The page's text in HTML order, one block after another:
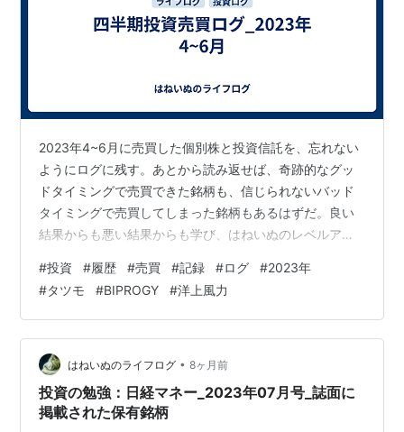
2023年4~6月に売買した個別株と投資信託を、忘れない
ようにログに残す。あとから読み返せば、奇跡的なグッ
ドタイミングで売買できた銘柄も、信じられないバッド
タイミングで売買してしまった銘柄もあるはずだ。良い
結果からも悪い結果からも学び、はねいぬのレベルアッ
開始 応援完了 はねいぬ思考・考察） 投資信託 売却無し*
積立投信金額の変更なし 個別株式 応援開始 なし 応援完
了 06/12：6266 タツモ、 2,311円 x 100株（全株）
06/19：8056 BIPROGY、3,719円 x 100株（100/500
株） 06/29：テーマ…
#投資 #履歴 #売買 #記録 #ログ #2023年
#タツモ #BIPROGY #洋上風力
はねいぬのライフログ • 8ヶ月前
投資の勉強：日経マネー_2023年07月号_誌面に
掲載された保有銘柄